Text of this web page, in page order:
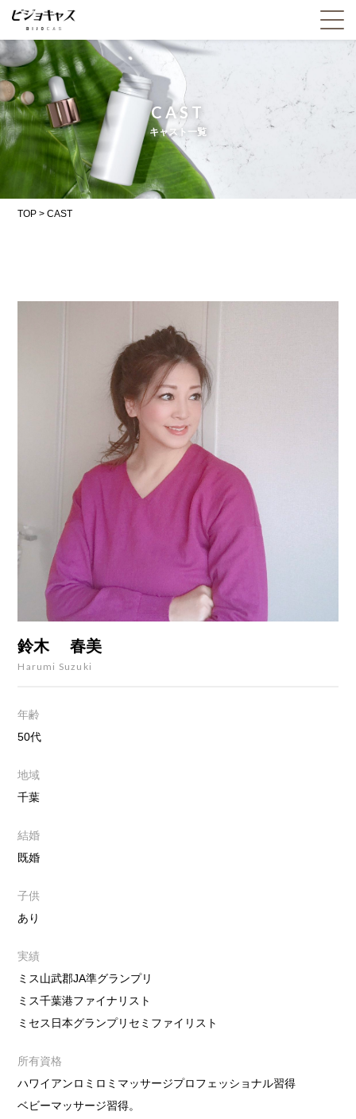
CAST
キャスト一覧
TOP > CAST
鈴木 春美
Harumi Suzuki
年齢
50代
地域
千葉
結婚
既婚
子供
あり
実績
ミス山武郡JA準グランプリ
ミス千葉港ファイナリスト
ミセス日本グランプリセミファイリスト
所有資格
ハワイアンロミロミマッサージプロフェッショナル習得
ベビーマッサージ習得。